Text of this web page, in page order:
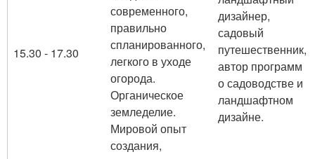
15.30 - 17.30
современного,
правильно
спланированного,
легкого в уходе
огорода.
Органическое
земледелие.
Мировой опыт
создания,
дизайнер,
садовый
путешественник,
автор программ
о садоводстве и
ландшафтном
дизайне.